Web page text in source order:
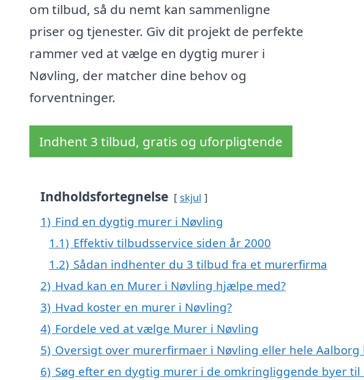
om tilbud, så du nemt kan sammenligne
priser og tjenester. Giv dit projekt de perfekte
rammer ved at vælge en dygtig murer i
Nøvling, der matcher dine behov og
forventninger.
Indhent 3 tilbud, gratis og uforpligtende
Indholdsfortegnelse skjul
1) Find en dygtig murer i Nøvling
1.1) Effektiv tilbudsservice siden år 2000
1.2) Sådan indhenter du 3 tilbud fra et murerfirma
2) Hvad kan en Murer i Nøvling hjælpe med?
3) Hvad koster en murer i Nøvling?
4) Fordele ved at vælge Murer i Nøvling
5) Oversigt over murerfirmaer i Nøvling eller hele Aalborg
6) Søg efter en dygtig murer i de omkringliggende byer til